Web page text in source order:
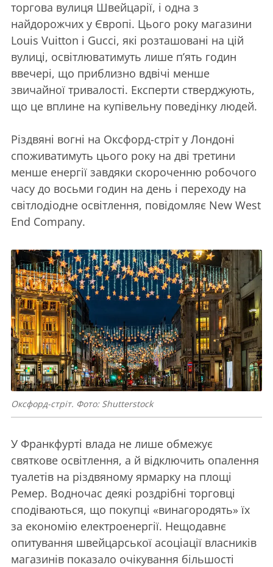
торгова вулиця Швейцарії, і одна з
найдорожчих у Європі. Цього року магазини
Louis Vuitton і Gucci, які розташовані на цій
вулиці, освітлюватимуть лише п’ять годин
ввечері, що приблизно вдвічі менше
звичайної тривалості. Експерти стверджують,
що це вплине на купівельну поведінку людей.
Різдвяні вогні на Оксфорд-стріт у Лондоні
споживатимуть цього року на дві третини
менше енергії завдяки скороченню робочого
часу до восьми годин на день і переходу на
світлодіодне освітлення, повідомляє New West
End Company.
Оксфорд-стріт. Фото: Shutterstock
У Франкфурті влада не лише обмежує
святкове освітлення, а й відключить опалення
туалетів на різдвяному ярмарку на площі
Ремер. Водночас деякі роздрібні торговці
сподіваються, що покупці «винагородять» їх
за економію електроенергії. Нещодавнє
опитування швейцарської асоціації власників
магазинів показало очікування більшості